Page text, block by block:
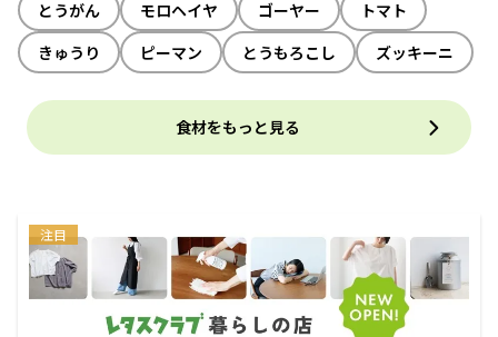
とうがん モロヘイヤ ゴーヤー
トマト
きゅうり
ピーマン とうもろこし ズッキーニ
食材をもっと見る
注目